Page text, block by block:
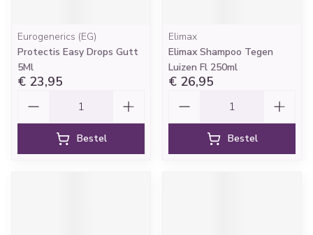
Eurogenerics (EG)
Protectis Easy Drops Gutt
5Ml
€ 23,95
Bestel
Elimax
Elimax Shampoo Tegen
Luizen Fl 250ml
€ 26,95
Bestel